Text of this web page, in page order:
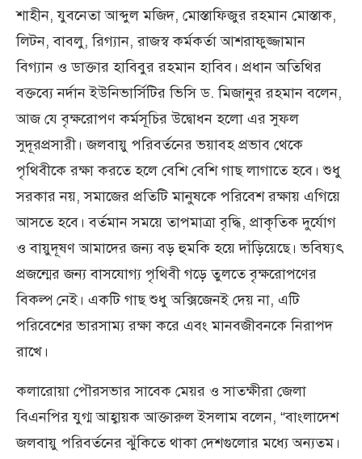
শাহীন, যুবনেতা আব্দুল মজিদ, মোস্তাফিজুর রহমান মোস্তাক,
লিটন, বাবলু, রিগ‍্যান, রাজস্ব কর্মকর্তা আশরাফুজ্জামান
বিগ‍্যান ও ডাক্তার হাবিবুর রহমান হাবিব। প্রধান অতিথির
বক্তব্যে নর্দান ইউনিভার্সিটির ভিসি ড. মিজানুর রহমান বলেন,
আজ যে বৃক্ষরোপণ কর্মসূচির উদ্বোধন হলো এর সুফল
সুদূরপ্রসারী। জলবায়ু পরিবর্তনের ভয়াবহ প্রভাব থেকে
পৃথিবীকে রক্ষা করতে হলে বেশি বেশি গাছ লাগাতে হবে। শুধু
সরকার নয়, সমাজের প্রতিটি মানুষকে পরিবেশ রক্ষায় এগিয়ে
আসতে হবে। বর্তমান সময়ে তাপমাত্রা বৃদ্ধি, প্রাকৃতিক দুর্যোগ
ও বায়ুদূষণ আমাদের জন্য বড় হুমকি হয়ে দাঁড়িয়েছে। ভবিষ্যৎ
প্রজন্মের জন্য বাসযোগ্য পৃথিবী গড়ে তুলতে বৃক্ষরোপণের
বিকল্প নেই। একটি গাছ শুধু অক্সিজেনই দেয় না, এটি
পরিবেশের ভারসাম্য রক্ষা করে এবং মানবজীবনকে নিরাপদ
রাখে।
কলারোয়া পৌরসভার সাবেক মেয়র ও সাতক্ষীরা জেলা
বিএনপির যুগ্ম আহ্বায়ক আক্তারুল ইসলাম বলেন, “বাংলাদেশ
জলবায়ু পরিবর্তনের ঝুঁকিতে থাকা দেশগুলোর মধ্যে অন্যতম।